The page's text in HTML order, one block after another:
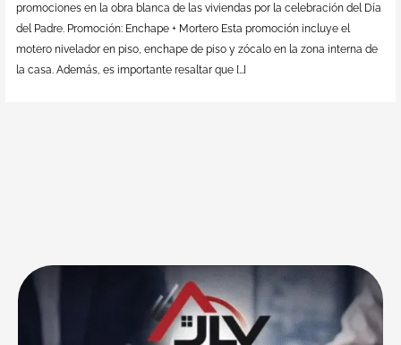
promociones en la obra blanca de las viviendas por la celebración del Día
del Padre. Promoción: Enchape + Mortero Esta promoción incluye el
motero nivelador en piso, enchape de piso y zócalo en la zona interna de
la casa. Además, es importante resaltar que […]